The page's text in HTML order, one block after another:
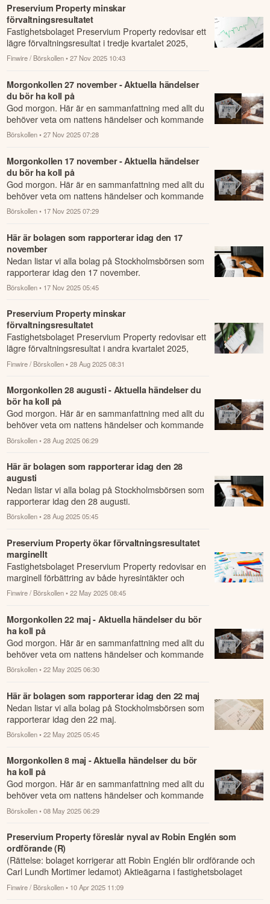
Preservium Property minskar
förvaltningsresultatet
Fastighetsbolaget Preservium Property redovisar ett
lägre förvaltningsresultat i tredje kvartalet 2025,
jämfört med samma kvartal året innan...
Finwire / Börskollen • 27 Nov 2025 10:43
Morgonkollen 27 november - Aktuella händelser
du bör ha koll på
God morgon. Här är en sammanfattning med allt du
behöver veta om nattens händelser och kommande
dagens viktigaste händelser på börsen.
Börskollen • 27 Nov 2025 07:28
Morgonkollen 17 november - Aktuella händelser
du bör ha koll på
God morgon. Här är en sammanfattning med allt du
behöver veta om nattens händelser och kommande
dagens viktigaste händelser på börsen.
Börskollen • 17 Nov 2025 07:29
Här är bolagen som rapporterar idag den 17
november
Nedan listar vi alla bolag på Stockholmsbörsen som
rapporterar idag den 17 november.
Börskollen • 17 Nov 2025 05:45
Preservium Property minskar
förvaltningsresultatet
Fastighetsbolaget Preservium Property redovisar ett
lägre förvaltningsresultat i andra kvartalet 2025,
jämfört med samma kvartal året innan.
Finwire / Börskollen • 28 Aug 2025 08:31
Morgonkollen 28 augusti - Aktuella händelser du
bör ha koll på
God morgon. Här är en sammanfattning med allt du
behöver veta om nattens händelser och kommande
dagens viktigaste händelser på börsen.
Börskollen • 28 Aug 2025 06:29
Här är bolagen som rapporterar idag den 28
augusti
Nedan listar vi alla bolag på Stockholmsbörsen som
rapporterar idag den 28 augusti.
Börskollen • 28 Aug 2025 05:45
Preservium Property ökar förvaltningsresultatet
marginellt
Fastighetsbolaget Preservium Property redovisar en
marginell förbättring av både hyresintäkter och
förvaltningsresultatet under första kvart...
Finwire / Börskollen • 22 May 2025 08:45
Morgonkollen 22 maj - Aktuella händelser du bör
ha koll på
God morgon. Här är en sammanfattning med allt du
behöver veta om nattens händelser och kommande
dagens viktigaste händelser på börsen.
Börskollen • 22 May 2025 06:30
Här är bolagen som rapporterar idag den 22 maj
Nedan listar vi alla bolag på Stockholmsbörsen som
rapporterar idag den 22 maj.
Börskollen • 22 May 2025 05:45
Morgonkollen 8 maj - Aktuella händelser du bör
ha koll på
God morgon. Här är en sammanfattning med allt du
behöver veta om nattens händelser och kommande
dagens viktigaste händelser på börsen.
Börskollen • 08 May 2025 06:29
Preservium Property föreslår nyval av Robin Englén som
ordförande (R)
(Rättelse: bolaget korrigerar att Robin Englén blir ordförande och
Carl Lundh Mortimer ledamot) Aktieägarna i fastighetsbolaget
Preservium P...
Finwire / Börskollen • 10 Apr 2025 11:09